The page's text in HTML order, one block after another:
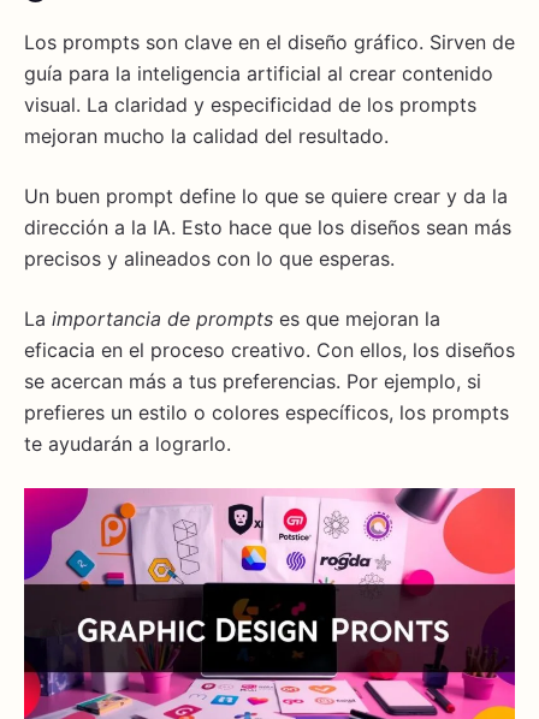
Los prompts son clave en el diseño gráfico. Sirven de
guía para la inteligencia artificial al crear contenido
visual. La claridad y especificidad de los prompts
mejoran mucho la calidad del resultado.
Un buen prompt define lo que se quiere crear y da la
dirección a la IA. Esto hace que los diseños sean más
precisos y alineados con lo que esperas.
La importancia de prompts es que mejoran la
eficacia en el proceso creativo. Con ellos, los diseños
se acercan más a tus preferencias. Por ejemplo, si
prefieres un estilo o colores específicos, los prompts
te ayudarán a lograrlo.